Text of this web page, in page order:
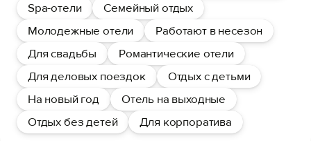
Spa-отели
Семейный отдых
Молодежные отели
Работают в несезон
Для свадьбы
Романтические отели
Для деловых поездок
Отдых с детьми
На новый год
Отель на выходные
Отдых без детей
Для корпоратива